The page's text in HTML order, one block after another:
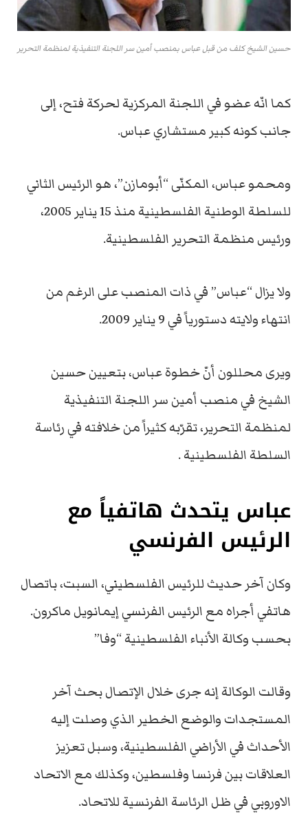
حسين الشيخ كلف من قبل عباس بمنصب أمين سر اللجنة التنفيذية لمنظمة التحرير
كما انّه عضو في اللجنة المركزية لحركة فتح، إلى
جانب كونه كبير مستشاري عباس.
ومحمو عباس، المكنّى “أبومازن”، هو الرئيس الثاني
للسلطة الوطنية الفلسطينية منذ 15 يناير 2005،
ورئيس منظمة التحرير الفلسطينية.
ولا يزال “عباس” في ذات المنصب على الرغم من
انتهاء ولايته دستورياً في 9 يناير 2009.
ويرى محللون أنّ خطوة عباس، بتعيين حسين
الشيخ في منصب أمين سر اللجنة التنفيذية
لمنظمة التحرير، تقرّبه كثيراً من خلافته في رئاسة
السلطة الفلسطينية .
عباس يتحدث هاتفياً مع
الرئيس الفرنسي
وكان آخر حديث للرئيس الفلسطيني، السبت، باتصال
هاتفي أجراه مع الرئيس الفرنسي إيمانويل ماكرون.
بحسب وكالة الأنباء الفلسطينية “وفا”
وقالت الوكالة إنه جرى خلال الإتصال بحث آخر
المستجدات والوضع الخطير الذي وصلت إليه
الأحداث في الأراضي الفلسطينية، وسبل تعزيز
العلاقات بين فرنسا وفلسطين، وكذلك مع الاتحاد
الاوروبي في ظل الرئاسة الفرنسية للاتحاد.